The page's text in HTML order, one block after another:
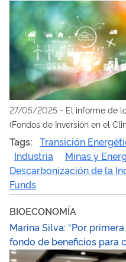
27/05/2025 - El informe de
(Fondos de Inversión en el
destacó la convocatoria de
del Programa Nacional de
el MME, como uno de los
brasileño
Tags: Transición
Industria
Minas y
Descarbonización de la
Funds
BIOECONOMÍA
Marina Silva: “Por
fondo de beneficios para